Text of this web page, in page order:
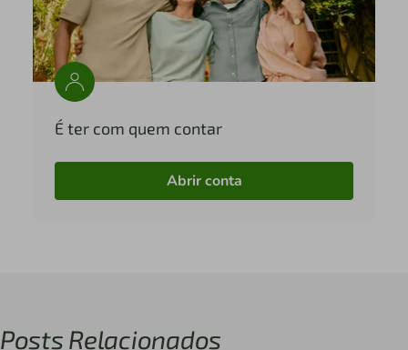
É ter com quem contar
Abrir conta
Posts Relacionados